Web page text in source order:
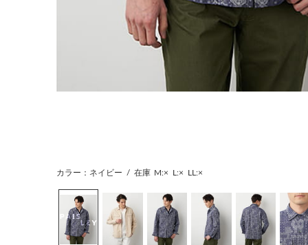
カラー：ネイビー / 在庫 M:× L:× LL:×